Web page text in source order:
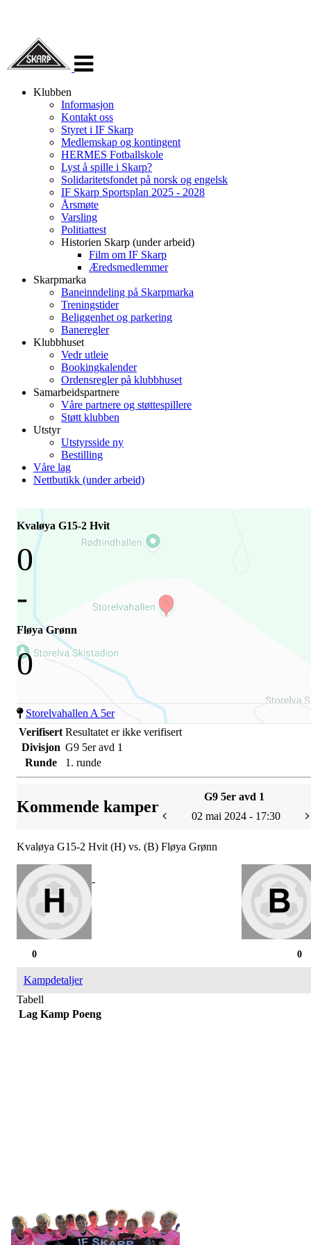
navigasjon
Klubben
Informasjon
Kontakt oss
Styret i IF Skarp
Medlemskap og kontingent
HERMES Fotballskole
Lyst å spille i Skarp?
Solidaritetsfondet på norsk og engelsk
IF Skarp Sportsplan 2025 - 2028
Årsmøte
Varsling
Politiattest
Historien Skarp (under arbeid)
Film om IF Skarp
Æredsmedlemmer
Skarpmarka
Baneinndeling på Skarpmarka
Treningstider
Beliggenhet og parkering
Baneregler
Klubbhuset
Vedr utleie
Bookingkalender
Ordensregler på klubbhuset
Samarbeidspartnere
Våre partnere og støttespillere
Støtt klubben
Utstyr
Utstyrsside ny
Bestilling
Våre lag
Nettbutikk (under arbeid)
Kvaløya G15-2 Hvit
0
-
Fløya Grønn
0
Storelvahallen A 5er
Verifisert Resultatet er ikke verifisert
Divisjon G9 5er avd 1
Runde
1. runde
Kommende kamper
G9 5er avd 1
02 mai 2024 - 17:30
Kvaløya G15-2 Hvit (H) vs. (B) Fløya Grønn
-
0
0
Kampdetaljer
Tabell
Lag Kamp Poeng